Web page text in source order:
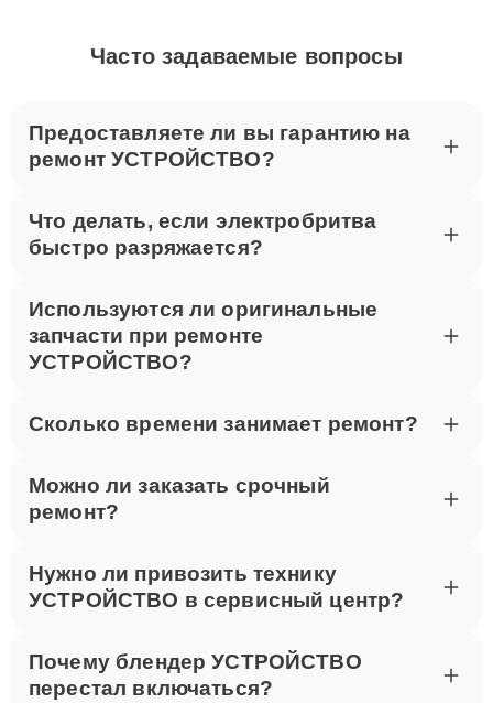
Часто задаваемые вопросы
Предоставляете ли вы гарантию на
ремонт УСТРОЙСТВО?
Что делать, если электробритва
быстро разряжается?
Используются ли оригинальные
запчасти при ремонте
УСТРОЙСТВО?
Сколько времени занимает ремонт?
Можно ли заказать срочный
ремонт?
Нужно ли привозить технику
УСТРОЙСТВО в сервисный центр?
Почему блендер УСТРОЙСТВО
перестал включаться?